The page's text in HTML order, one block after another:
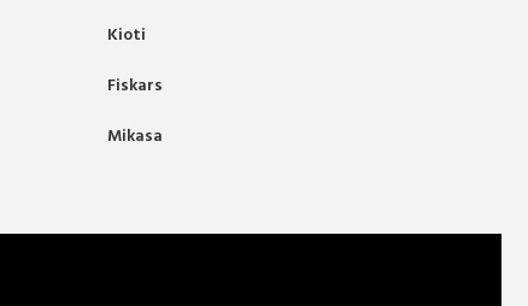
Kioti
Fiskars
Mikasa